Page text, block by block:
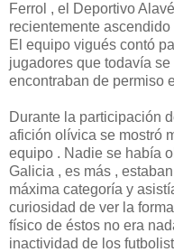
Ferrol , el Deportivo
recientemente
El equipo vigués contó
jugadores que todavía
encontraban de permiso
Durante la participación
afición olívica se mostró
equipo . Nadie se había
Galicia , es más ,
máxima categoría y
curiosidad de ver la
físico de éstos no era
inactividad de los